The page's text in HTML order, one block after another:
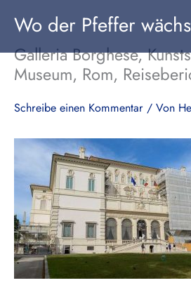
Inhalt
springen
Wo der Pfeffer
Galleria Borghese,
Museum, Rom,
Schreibe einen Kommentar / Von